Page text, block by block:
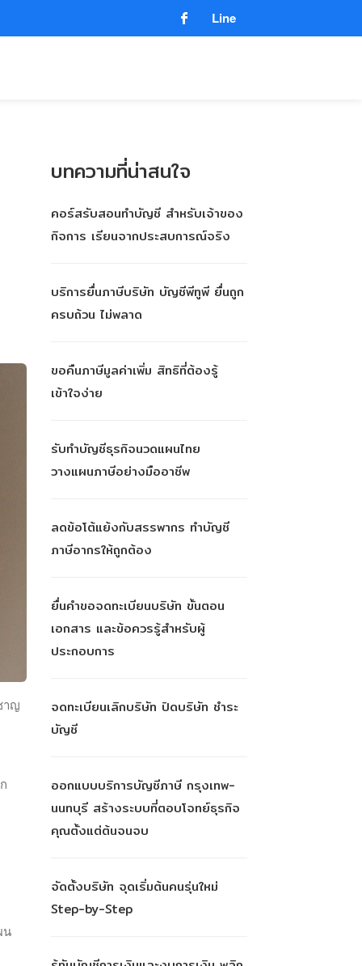
Line
าญ
น
บทความที่น่าสนใจ
คอร์สรับสอนทำบัญชี สำหรับเจ้าของ
กิจการ เรียนจากประสบการณ์จริง
บริการยื่นภาษีบริษัท บัญชีพีทูพี ยื่นถูก
ครบถ้วน ไม่พลาด
ขอคืนภาษีมูลค่าเพิ่ม สิทธิที่ต้องรู้
เข้าใจง่าย
รับทำบัญชีธุรกิจนวดแผนไทย
วางแผนภาษีอย่างมืออาชีพ
ลดข้อโต้แย้งกับสรรพากร ทำบัญชี
ภาษีอากรให้ถูกต้อง
ยื่นคำขอจดทะเบียนบริษัท ขั้นตอน
เอกสาร และข้อควรรู้สำหรับผู้
ประกอบการ
จดทะเบียนเลิกบริษัท ปิดบริษัท ชำระ
บัญชี
ออกแบบบริการบัญชีภาษี กรุงเทพ-
นนทบุรี สร้างระบบที่ตอบโจทย์ธุรกิจ
คุณตั้งแต่ต้นจนจบ
จัดตั้งบริษัท จุดเริ่มต้นคนรุ่นใหม่
Step-by-Step